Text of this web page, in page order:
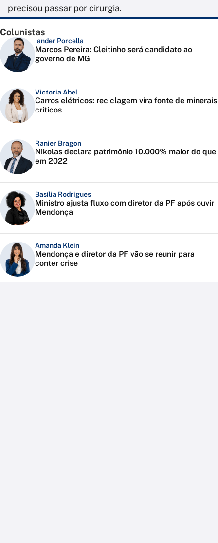
precisou passar por cirurgia.
Colunistas
Iander Porcella
Marcos Pereira: Cleitinho será candidato ao
governo de MG
Victoria Abel
Carros elétricos: reciclagem vira fonte de minerais
críticos
Ranier Bragon
Nikolas declara patrimônio 10.000% maior do que
em 2022
Basília Rodrigues
Ministro ajusta fluxo com diretor da PF após ouvir
Mendonça
Amanda Klein
Mendonça e diretor da PF vão se reunir para
conter crise